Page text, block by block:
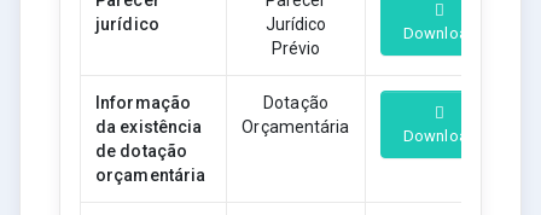
jurídico
Jurídico
Prévio
Download
Informação
da existência
de dotação
orçamentária
Dotação
Orçamentária
Download